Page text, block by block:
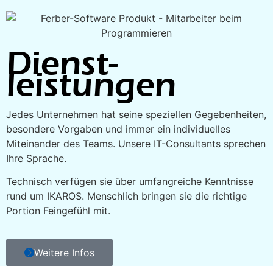
Dienst­
leistungen
Jedes Unternehmen hat seine speziellen Gegebenheiten,
besondere Vorgaben und immer ein individuelles
Miteinander des Teams. Unsere IT-Consultants sprechen
Ihre Sprache.
Technisch verfügen sie über umfangreiche Kenntnisse
rund um IKAROS. Menschlich bringen sie die richtige
Portion Feingefühl mit.
Weitere Infos